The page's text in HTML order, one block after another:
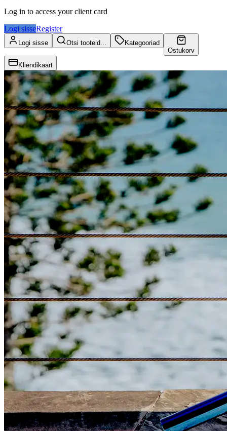
Log in to access your client card
Logi sisseRegister
Logi sisse Otsi tooteid...
Kategooriad
Ostukorv
Kliendikaart